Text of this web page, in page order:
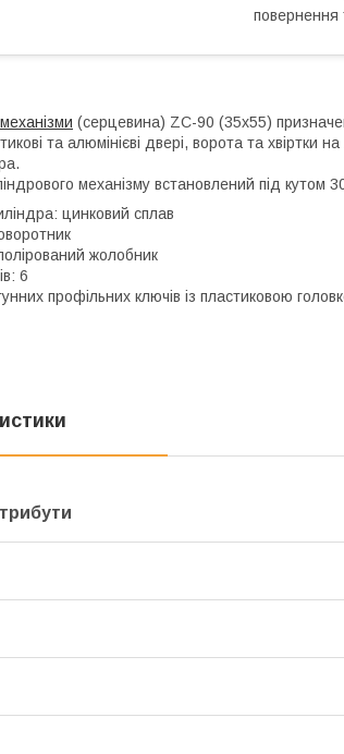
повернення
(серцевина) ZC-90 (35x55)
та алюмінієві двері, ворота та хвіртки
механізму встановлений під
цинковий сплав
жолобник
6
профільних ключів із пластиковою